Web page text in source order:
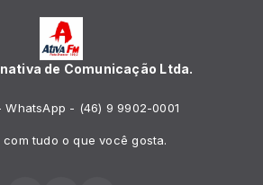
de Comunicação Ltda.
WhatsApp - (46) 9 9902-0001
com tudo o que você gosta.